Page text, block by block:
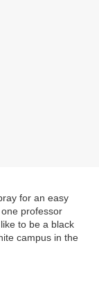
for an easy
professor
to be a black
campus in the